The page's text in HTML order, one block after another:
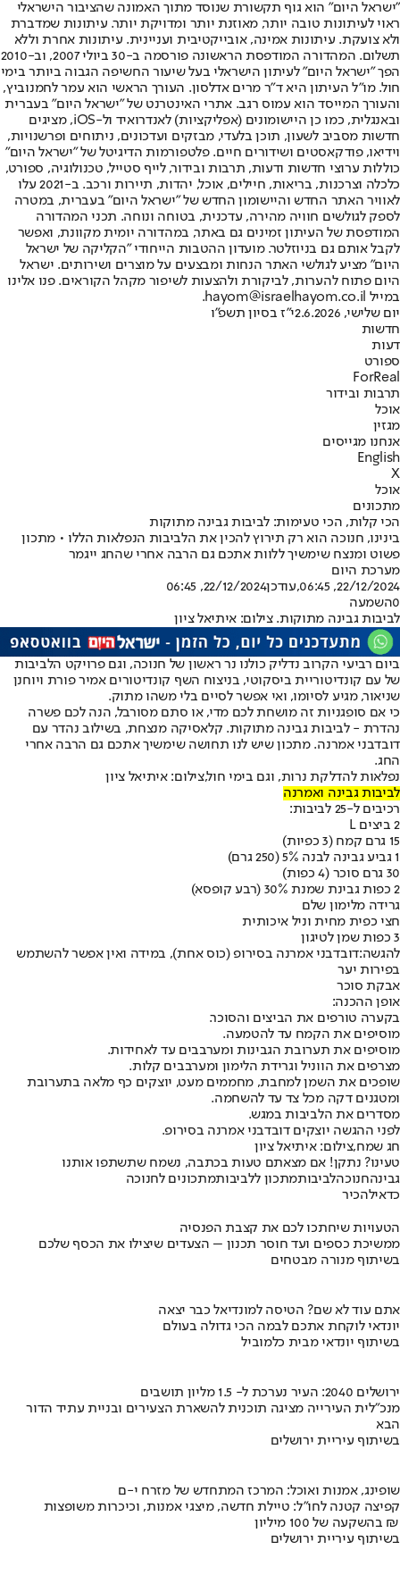
"ישראל היום" הוא גוף תקשורת שנוסד מתוך האמונה שהציבור הישראלי
ראוי לעיתונות טובה יותר, מאוזנת יותר ומדויקת יותר. עיתונות שמדברת
ולא צועקת. עיתונות אמינה, אובייקטיבית ועניינית. עיתונות אחרת וללא
תשלום. המהדורה המודפסת הראשונה פורסמה ב-30 ביולי 2007, וב-2010
הפך "ישראל היום" לעיתון הישראלי בעל שיעור החשיפה הגבוה ביותר בימי
חול. מו"ל העיתון היא ד"ר מרים אדלסון. העורך הראשי הוא עמר לחמנוביץ,
והעורך המייסד הוא עמוס רגב. אתרי האינטרנט של "ישראל היום" בעברית
ובאנגלית, כמו כן היישומונים (אפליקציות) לאנדרואיד ול-iOS, מציגים
חדשות מסביב לשעון, תוכן בלעדי, מבזקים ועדכונים, ניתוחים ופרשנויות,
וידיאו, פודקאסטים ושידורים חיים. פלטפורמות הדיגיטל של "ישראל היום"
כוללות ערוצי חדשות ודעות, תרבות ובידור, לייף סטייל, טכנולוגיה, ספורט,
כלכלה וצרכנות, בריאות, חיילים, אוכל, יהדות, תיירות ורכב. ב-2021 עלו
לאוויר האתר החדש והיישומון החדש של "ישראל היום" בעברית, במטרה
לספק לגולשים חוויה מהירה, עדכנית, בטוחה ונוחה. תכני המהדורה
המודפסת של העיתון זמינים גם באתר, במהדורה יומית מקוונת, ואפשר
לקבל אותם גם בניוזלטר. מועדון ההטבות הייחודי "הקליקה של ישראל
היום" מציע לגולשי האתר הנחות ומבצעים על מוצרים ושירותים. ישראל
היום פתוח להערות, לביקורת ולהצעות לשיפור מקהל הקוראים. פנו אלינו
במייל hayom@israelhayom.co.il.
יום שלישי, 2.6.2026
י"ז בסיון תשפ"ו
חדשות
דעות
ספורט
ForReal
תרבות ובידור
אוכל
מגזין
אנחנו מגייסים
English
X
אוכל
מתכונים
הכי קלות, הכי טעימות: לביבות גבינה מתוקות
בינינו, חנוכה הוא רק תירוץ להכין את הלביבות הנפלאות הללו • מתכון
פשוט ומנצח שימשיך ללוות אתכם גם הרבה אחרי שהחג ייגמר
מערכת היום
22/12/2024, 06:45
,עודכן22/12/2024, 06:45
0השמעה
לביבות גבינה מתוקות. צילום: איתיאל ציון
ביום רביעי הקרוב נדליק כולנו נר ראשון של חנוכה, וגם פרויקט הלביבות
של עם קונדיטוריית ביסקוטי, בניצוח השף קונדיטורים אמיר פורת ויוחנן
שניאור, מגיע לסיומו, ואי אפשר לסיים בלי משהו מתוק.
כי אם סופגניות זה מושחת לכם מדי, או סתם מסורבל, הנה לכם פשרה
נהדרת - לביבות גבינה מתוקות. קלאסיקה מנצחת, בשילוב נהדר עם
דובדבני אמרנה. מתכון שיש לנו תחושה שימשיך אתכם גם הרבה אחרי
החג.
נפלאות להדלקת נרות, וגם בימי חול,צילום: איתיאל ציון
לביבות גבינה ואמרנה
רכיבים ל-25 לביבות:
2 ביצים L
15 גרם קמח (3 כפיות)
1 גביע גבינה לבנה 5% (250 גרם)
30 גרם סוכר (4 כפות)
2 כפות גבינת שמנת 30% (רבע קופסא)
גרידה מלימון שלם
חצי כפית מחית וניל איכותית
3 כפות שמן לטיגון
להגשה:דובדבני אמרנה בסירופ (כוס אחת), במידה ואין אפשר להשתמש
בפירות יער
אבקת סוכר
אופן ההכנה:
בקערה טורפים את הביצים והסוכר.
מוסיפים את הקמח עד להטמעה.
מוסיפים את תערובת הגבינות ומערבבים עד לאחידות.
מצרפים את הווניל וגרידת הלימון ומערבבים קלות.
שופכים את השמן למחבת, מחממים מעט, יוצקים כף מלאה בתערובת
ומטגנים דקה מכל צד עד להשחמה.
מסדרים את הלביבות במגש.
לפני ההגשה יוצקים דובדבני אמרנה בסירופ.
חג שמח,צילום: איתיאל ציון
טעינו? נתקן! אם מצאתם טעות בכתבה, נשמח שתשתפו אותנו
גבינהחנוכהלביבותמתכון ללביבותמתכונים לחנוכה
כדאילהכיר
הטעויות שיחתכו לכם את קצבת הפנסיה
ממשיכת כספים ועד חוסר תכנון – הצעדים שיצילו את הכסף שלכם
בשיתוף מנורה מבטחים
אתם עוד לא שם? הטיסה למונדיאל כבר יצאה
יונדאי לוקחת אתכם לבמה הכי גדולה בעולם
בשיתוף יונדאי מבית כלמוביל
ירושלים 2040: העיר נערכת ל- 1.5 מליון תושבים
מנכ"לית העירייה מציגה תוכנית להשארת הצעירים ובניית עתיד הדור
הבא
בשיתוף עיריית ירושלים
שופינג, אמנות ואוכל: המרכז המתחדש של מזרח י-ם
קפיצה קטנה לחו"ל: טיילת חדשה, מיצגי אמנות, וכיכרות משופצות
בהשקעה של 100 מיליון ₪
בשיתוף עיריית ירושלים